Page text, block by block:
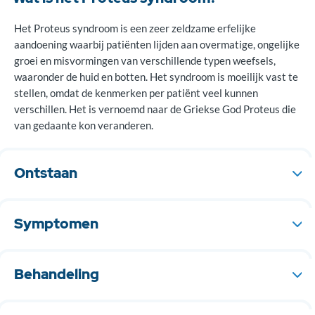
Het Proteus syndroom is een zeer zeldzame erfelijke
aandoening waarbij patiënten lijden aan overmatige, ongelijke
groei en misvormingen van verschillende typen weefsels,
waaronder de huid en botten. Het syndroom is moeilijk vast te
stellen, omdat de kenmerken per patiënt veel kunnen
verschillen. Het is vernoemd naar de Griekse God Proteus die
van gedaante kon veranderen.
Ontstaan
is, neemt men aan dat er bij patiënten met dit syndroom een
foutje in het erfelijk materiaal zit (de genen). Dit foutje kan al
het zich uit. Pas wanneer er bij iemand een extra verandering
(mutatie) optreedt, kunnen de symptomen en dus het
Symptomen
met de leeftijd verschijnen de symptomen. De overmatige of
ongelijke groei kan onder andere voorkomen in de huid, in het
Behandeling